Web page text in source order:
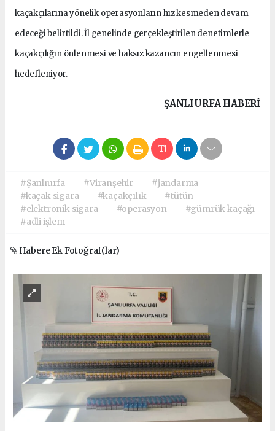
kaçakçılarına yönelik operasyonların hız kesmeden devam
edeceği belirtildi. İl genelinde gerçekleştirilen denetimlerle
kaçakçılığın önlenmesi ve haksız kazancın engellenmesi
hedefleniyor.
ŞANLIURFA HABERİ
#Şanlıurfa #Viranşehir
#jandarma
#kaçak sigara
#kaçakçılık
#tütün
#elektronik sigara
#operasyon
#gümrük kaçağı
#adli işlem
Habere Ek Fotoğraf(lar)